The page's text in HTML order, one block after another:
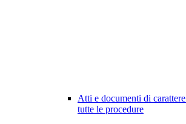
Atti e documenti di
tutte le procedure